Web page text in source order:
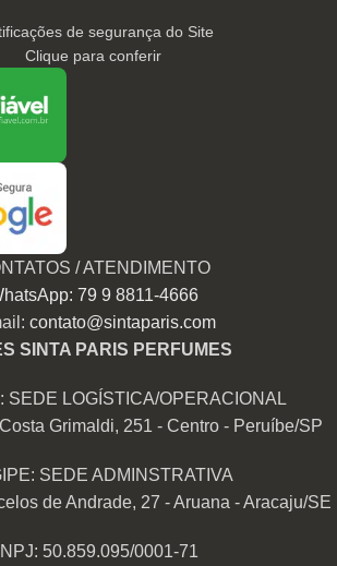
de segurança do Site
Clique para conferir
/ ATENDIMENTO
79 9 8811-4666
contato@sintaparis.com
SINTA PARIS PERFUMES
SEDE LOGÍSTICA/OPERACIONAL
Grimaldi, 251 - Centro - Peruíbe/SP
SEDE ADMINSTRATIVA
de Andrade, 27 - Aruana - Aracaju/SE
50.859.095/0001-71